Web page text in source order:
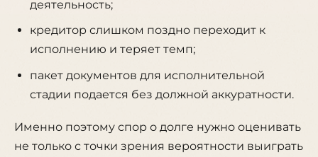
деятельность;
кредитор слишком поздно переходит к
исполнению и теряет темп;
пакет документов для исполнительной
стадии подается без должной аккуратности.
Именно поэтому спор о долге нужно оценивать
не только с точки зрения вероятности выиграть